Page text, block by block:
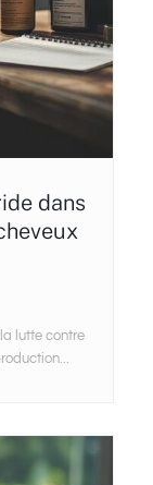
dans
lutte contre